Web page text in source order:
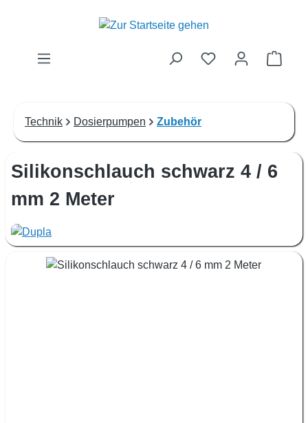
Zum Hauptinhalt springen
Technik Dosierpumpen Zubehör
Silikonschlauch schwarz 4 / 6
mm 2 Meter
Bildergalerie überspringen